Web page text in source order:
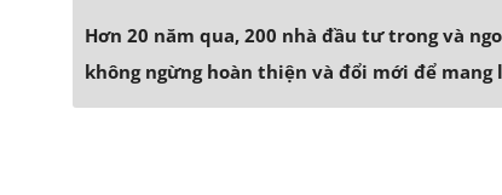
Hơn 20 năm qua, 200 nhà đầu tư trong và
không ngừng hoàn thiện và đổi mới để